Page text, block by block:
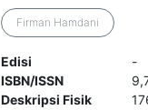
Firman Hamdani
Edisi
-
ISBN/ISSN
Deskripsi Fisik